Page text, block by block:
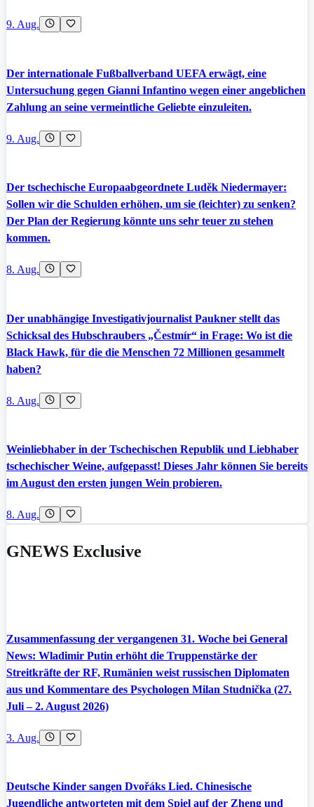
9. Aug.
Der internationale Fußballverband UEFA erwägt, eine
Untersuchung gegen Gianni Infantino wegen einer angeblichen
Zahlung an seine vermeintliche Geliebte einzuleiten.
9. Aug.
Der tschechische Europaabgeordnete Luděk Niedermayer:
Sollen wir die Schulden erhöhen, um sie (leichter) zu senken?
Der Plan der Regierung könnte uns sehr teuer zu stehen
kommen.
8. Aug.
Der unabhängige Investigativjournalist Paukner stellt das
Schicksal des Hubschraubers „Čestmír“ in Frage: Wo ist die
Black Hawk, für die die Menschen 72 Millionen gesammelt
haben?
8. Aug.
Weinliebhaber in der Tschechischen Republik und Liebhaber
tschechischer Weine, aufgepasst! Dieses Jahr können Sie bereits
im August den ersten jungen Wein probieren.
8. Aug.
GNEWS Exclusive
Zusammenfassung der vergangenen 31. Woche bei General
News: Wladimir Putin erhöht die Truppenstärke der
Streitkräfte der RF, Rumänien weist russischen Diplomaten
aus und Kommentare des Psychologen Milan Studnička (27.
Juli – 2. August 2026)
3. Aug.
Deutsche Kinder sangen Dvořáks Lied. Chinesische
Jugendliche antworteten mit dem Spiel auf der Zheng und